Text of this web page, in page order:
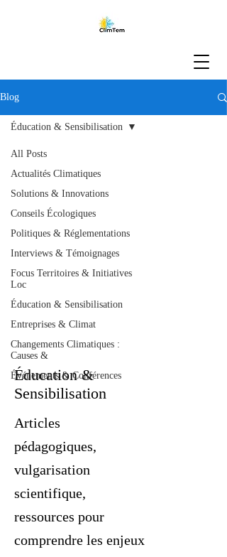
Blog
All Posts
Actualités Climatiques
Solutions & Innovations
Conseils Écologiques
Politiques & Réglementations
Interviews & Témoignages
Focus Territoires & Initiatives
Loc
Éducation & Sensibilisation
Entreprises & Climat
Changements Climatiques :
Causes &
Événements & Conférences
Éducation & Sensibilisation
Éducation &
Sensibilisation
Articles
pédagogiques,
vulgarisation
scientifique,
ressources pour
comprendre les enjeux